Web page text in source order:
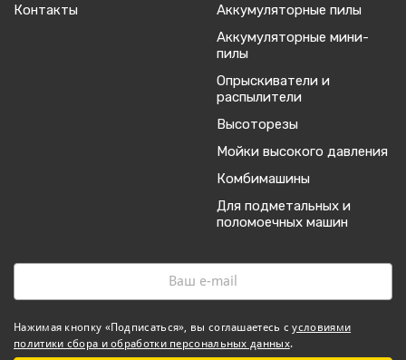
Контакты
Аккумуляторные пилы
Аккумуляторные мини-
пилы
Опрыскиватели и
распылители
Высоторезы
Мойки высокого давления
Комбимашины
Для подметальных и
поломоечных машин
Нажимая кнопку «Подписаться», вы соглашаетесь сусловиями
политики сбора и обработки персональных данных.